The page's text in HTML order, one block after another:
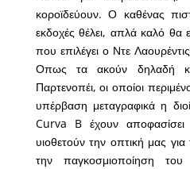
κοροϊδεύουν. Ο καθένας
εκδοχές θέλει, απλά καλό θα
που επιλέγει ο Ντε
Οπως τα ακούν δηλαδή
Παρτενοπέι, οι οποίοι
υπέρβαση μεταγραφικά η
Curva B έχουν
υιοθετούν την οπτική μας
την παγκοσμιοποίηση του